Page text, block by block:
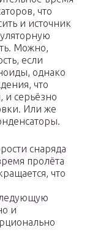
что
и источник
Можно,
если
однако
что
и серьёзно
Или же
снаряда
пролёта
что
и